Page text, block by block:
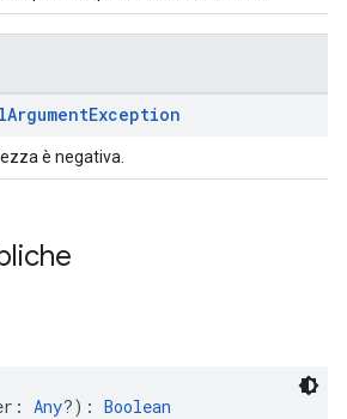
ArgumentException
è negativa.
Any?): Boolean